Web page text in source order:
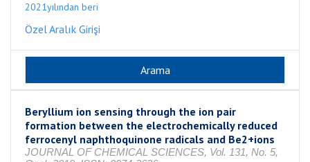
2021yılından beri
Özel Aralık Girişi
Beryllium ion sensing through the ion pair
formation between the electrochemically reduced
ferrocenyl naphthoquinone radicals and Be2+ions
JOURNAL OF CHEMICAL SCIENCES, Vol. 131, No. 5,